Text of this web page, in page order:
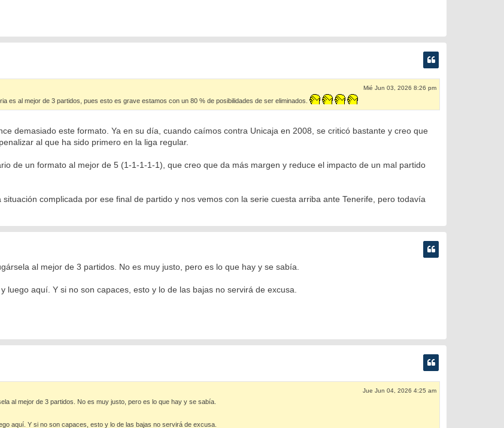
Mié Jun 03, 2026 8:26 pm
es al mejor de 3 partidos, pues esto es grave estamos con un 80 % de posibilidades de ser eliminados.
demasiado este formato. Ya en su día, cuando caímos contra Unicaja en 2008, se criticó bastante y creo que
al que ha sido primero en la liga regular.
de un formato al mejor de 5 (1-1-1-1-1), que creo que da más margen y reduce el impacto de un mal partido
complicada por ese final de partido y nos vemos con la serie cuesta arriba ante Tenerife, pero todavía
al mejor de 3 partidos. No es muy justo, pero es lo que hay y se sabía.
luego aquí. Y si no son capaces, esto y lo de las bajas no servirá de excusa.
Jue Jun 04, 2026 4:25 am
al mejor de 3 partidos. No es muy justo, pero es lo que hay y se sabía.
aquí. Y si no son capaces, esto y lo de las bajas no servirá de excusa.